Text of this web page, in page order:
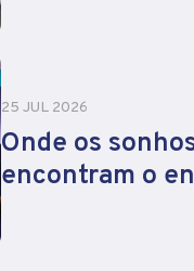
25 JUL 2026
Onde os
encontram o